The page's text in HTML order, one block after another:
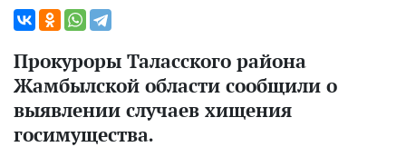
Прокуроры Таласского района
Жамбылской области сообщили о
выявлении случаев хищения
госимущества.